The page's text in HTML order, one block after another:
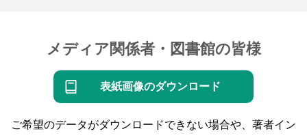
メディア関係者・図書館の皆様
表紙画像のダウンロード
ご希望のデータがダウンロードできない場合や、著者イン